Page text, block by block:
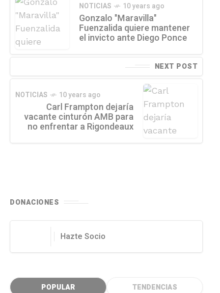
NOTICIAS 10 years ago
Gonzalo "Maravilla"
Fuenzalida quiere mantener
el invicto ante Diego Ponce
NEXT POST
NOTICIAS 10 years ago
Carl Frampton dejaría
vacante cinturón AMB para
no enfrentar a Rigondeaux
DONACIONES
Hazte Socio
POPULAR TENDENCIAS